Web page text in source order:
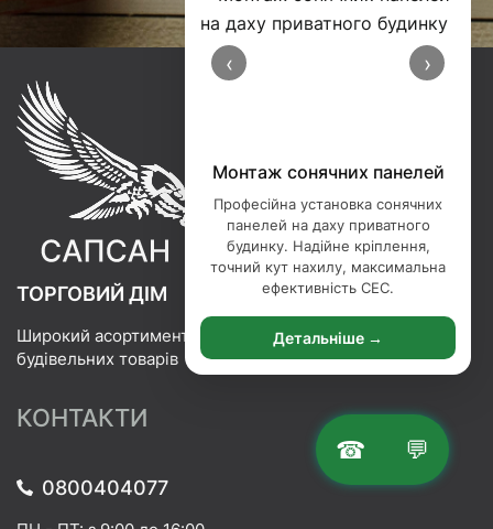
☎ 💬
‹ ›
Порізка базальтової вати
Професійна порізка базальтової
вати — точна нарізка утеплювача
під ваші розміри. Ідеальні краї,
мінімум відходів, сучасне
обладнання.
Детальніше →
ТОРГОВИЙ ДІМ
Широкий асортимент
будівельних товарів
КОНТАКТИ
0800404077